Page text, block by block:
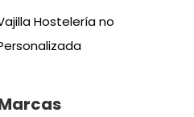
Hostelería no